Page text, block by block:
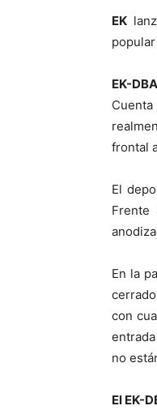
EK
EK-
frontal
El
Frente
En la
con
no
El EK-